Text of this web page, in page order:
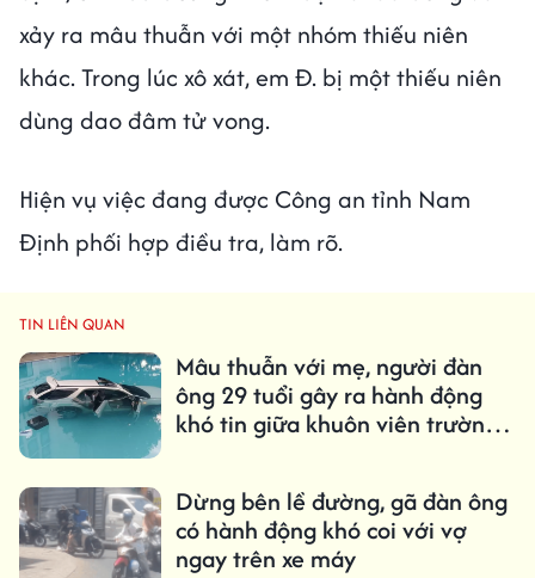
xảy ra mâu thuẫn với một nhóm thiếu niên
khác. Trong lúc xô xát, em Đ. bị một thiếu niên
dùng dao đâm tử vong.
Hiện vụ việc đang được Công an tỉnh Nam
Định phối hợp điều tra, làm rõ.
TIN LIÊN QUAN
Mâu thuẫn với mẹ, người đàn
ông 29 tuổi gây ra hành động
khó tin giữa khuôn viên trường
Dừng bên lề đường, gã đàn ông
có hành động khó coi với vợ
ngay trên xe máy